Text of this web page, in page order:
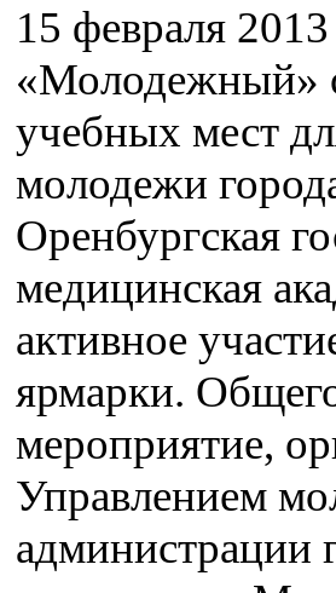
15 февраля
«Молодежный»
учебных мест
молодежи
Оренбургская
медицинская
активное
ярмарки.
мероприятие,
Управлением
администрации